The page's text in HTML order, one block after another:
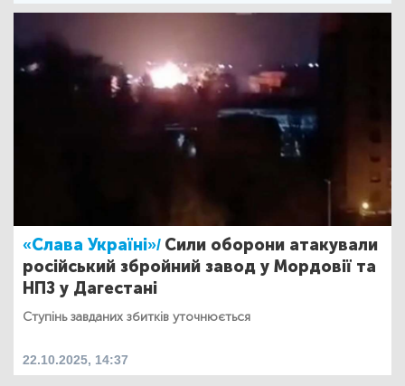
«Слава Україні»/ Сили оборони атакували
російський збройний завод у Мордовії та
НПЗ у Дагестані
Ступінь завданих збитків уточнюється
22.10.2025, 14:37